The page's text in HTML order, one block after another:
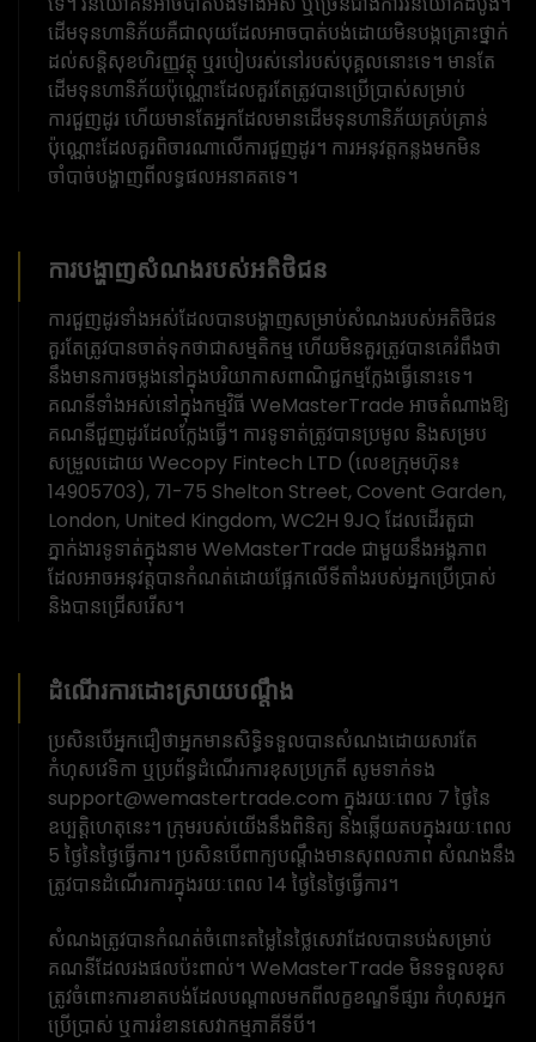
ដើមទុនហានិភ័យគឺជាលុយដែលអាចបាត់បង់ដោយមិនបង្កគ្រោះថ្នាក់
ដល់សន្តិសុខហិរញ្ញវត្ថុ ឬរបៀបរស់នៅរបស់បុគ្គលនោះទេ។ មានតែ
ដើមទុនហានិភ័យប៉ុណ្ណោះដែលគួរតែត្រូវបានប្រើប្រាស់សម្រាប់
ការជួញដូរ ហើយមានតែអ្នកដែលមានដើមទុនហានិភ័យគ្រប់គ្រាន់
ប៉ុណ្ណោះដែលគួរពិចារណាលើការជួញដូរ។ ការ​អនុវត្ត​កន្លង​មក​មិន​
ចាំបាច់​បង្ហាញ​ពី​លទ្ធផល​អនាគត​ទេ។
ការបង្ហាញសំណងរបស់អតិថិជន
ការជួញដូរទាំងអស់ដែលបានបង្ហាញសម្រាប់សំណងរបស់អតិថិជន
គួរតែត្រូវបានចាត់ទុកថាជាសម្មតិកម្ម ហើយមិនគួរត្រូវបានគេរំពឹងថា
នឹងមានការចម្លងនៅក្នុងបរិយាកាសពាណិជ្ជកម្មក្លែងធ្វើនោះទេ។
គណនីទាំងអស់នៅក្នុងកម្មវិធី WeMasterTrade អាចតំណាងឱ្យ
គណនីជួញដូរដែលក្លែងធ្វើ។ ការទូទាត់ត្រូវបានប្រមូល និងសម្រប
សម្រួលដោយ Wecopy Fintech LTD (លេខក្រុមហ៊ុន៖
14905703), 71-75 Shelton Street, Covent Garden,
London, United Kingdom, WC2H 9JQ ដែលដើរតួជា
ភ្នាក់ងារទូទាត់ក្នុងនាម WeMasterTrade ជាមួយនឹងអង្គភាព
ដែលអាចអនុវត្តបានកំណត់ដោយផ្អែកលើទីតាំងរបស់អ្នកប្រើប្រាស់
និងបានជ្រើសរើស។
ដំណើរការដោះស្រាយបណ្តឹង
ប្រសិនបើអ្នកជឿថាអ្នកមានសិទ្ធិទទួលបានសំណងដោយសារតែ
កំហុសវេទិកា ឬប្រព័ន្ធដំណើរការខុសប្រក្រតី សូមទាក់ទង
support@wemastertrade.com ក្នុងរយៈពេល 7 ថ្ងៃនៃ
ឧប្បត្តិហេតុនេះ។ ក្រុមរបស់យើងនឹងពិនិត្យ និងឆ្លើយតបក្នុងរយៈពេល
5 ថ្ងៃនៃថ្ងៃធ្វើការ។ ប្រសិនបើពាក្យបណ្តឹងមានសុពលភាព សំណងនឹង
ត្រូវបានដំណើរការក្នុងរយៈពេល 14 ថ្ងៃនៃថ្ងៃធ្វើការ។
សំណងត្រូវបានកំណត់ចំពោះតម្លៃនៃថ្លៃសេវាដែលបានបង់សម្រាប់
គណនីដែលរងផលប៉ះពាល់។ WeMasterTrade មិនទទួលខុស
ត្រូវចំពោះការខាតបង់ដែលបណ្តាលមកពីលក្ខខណ្ឌទីផ្សារ កំហុសអ្នក
ប្រើប្រាស់ ឬការរំខានសេវាកម្មភាគីទីបី។